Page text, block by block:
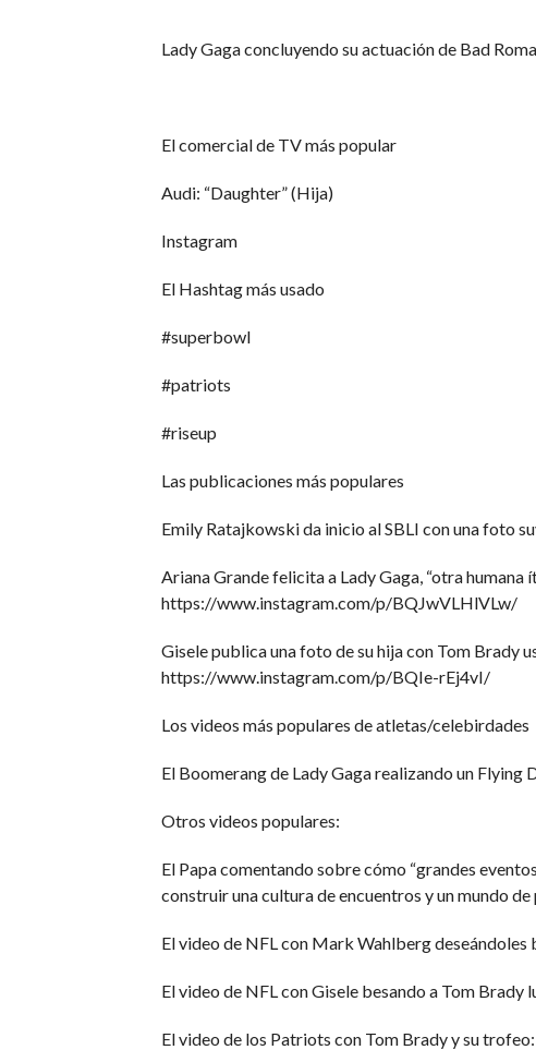
Lady Gaga concluyendo su actuación de Bad
El comercial de TV más popular
Audi: “Daughter” (Hija)
Instagram
El Hashtag más usado
#superbowl
#patriots
#riseup
Las publicaciones más populares
Emily Ratajkowski da inicio al SBLI con una foto
Ariana Grande felicita a Lady Gaga, “otra humana
https://www.instagram.com/p/BQJwVLHlVLw/
Gisele publica una foto de su hija con Tom Brady
https://www.instagram.com/p/BQIe-rEj4vI/
Los videos más populares de atletas/celebirdades
El Boomerang de Lady Gaga realizando un
Otros videos populares:
El Papa comentando sobre cómo “grandes
construir una cultura de encuentros y un mundo
El video de NFL con Mark Wahlberg
El video de NFL con Gisele besando a Tom
El video de los Patriots con Tom Brady y su